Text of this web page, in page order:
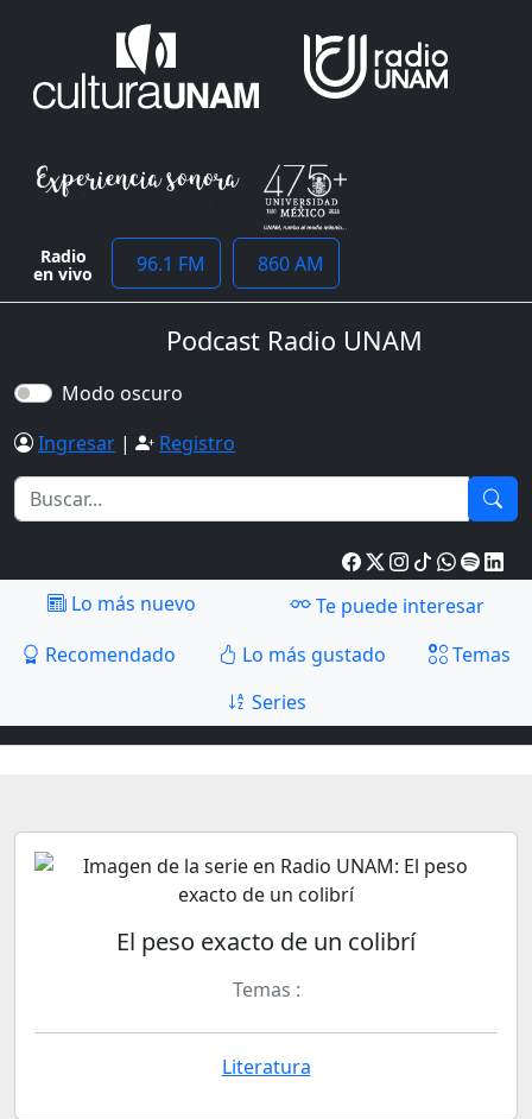
Radio
en vivo 96.1 FM 860 AM
Podcast Radio UNAM
Modo oscuro
Ingresar | Registro
Lo más nuevo
Te puede interesar
Recomendado
Lo más gustado
Temas
Series
El peso exacto de un colibrí
Temas :
Literatura